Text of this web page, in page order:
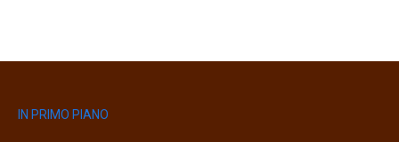
IN PRIMO PIANO